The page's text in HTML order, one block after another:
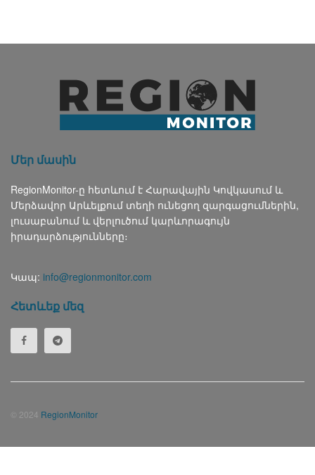
Մեր մասին
RegionMonitor-ը հետևում է Հարավային Կովկասում և
Մերձավոր Արևելքում տեղի ունեցող զարգացումներին,
լուսաբանում և վերլուծում կարևորագույն
իրադարձությունները։
Կապ: info@regionmonitor.com
Հետևեք մեզ
© 2024 RegionMonitor